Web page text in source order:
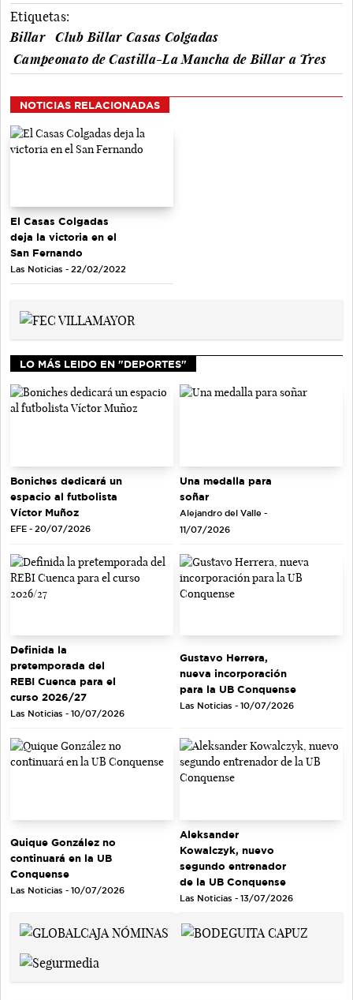
Etiquetas:
Billar
Club Billar Casas Colgadas
Campeonato de Castilla-La Mancha de Billar a Tres
NOTICIAS RELACIONADAS
El Casas Colgadas
deja la victoria en el
San Fernando
Las Noticias - 22/02/2022
LO MÁS LEIDO EN "DEPORTES"
Boniches dedicará un
espacio al futbolista
Víctor Muñoz
EFE - 20/07/2026
Una medalla para
soñar
Alejandro del Valle -
11/07/2026
Definida la
pretemporada del
REBI Cuenca para el
curso 2026/27
Las Noticias - 10/07/2026
Gustavo Herrera,
nueva incorporación
para la UB Conquense
Las Noticias - 10/07/2026
Quique González no
continuará en la UB
Conquense
Las Noticias - 10/07/2026
Aleksander
Kowalczyk, nuevo
segundo entrenador
de la UB Conquense
Las Noticias - 13/07/2026